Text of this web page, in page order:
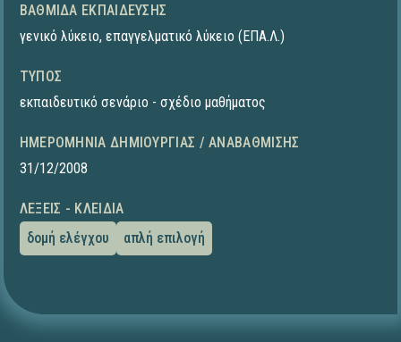
ΒΑΘΜΊΔΑ ΕΚΠΑΊΔΕΥΣΗΣ
γενικό λύκειο, επαγγελματικό λύκειο (ΕΠΑ.Λ.)
ΤΎΠΟΣ
εκπαιδευτικό σενάριο - σχέδιο μαθήματος
ΗΜΕΡΟΜΗΝΊΑ ΔΗΜΙΟΥΡΓΊΑΣ / ΑΝΑΒΆΘΜΙΣΗΣ
31/12/2008
ΛΈΞΕΙΣ - ΚΛΕΙΔΙΆ
δομή ελέγχου
απλή επιλογή